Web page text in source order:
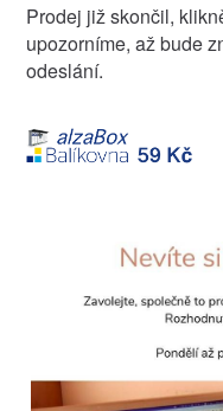
Prodej již skončil,
upozorníme, až bude
odeslání.